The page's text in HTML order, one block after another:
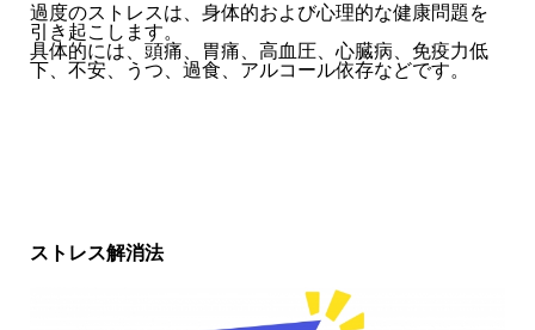
過度のストレスは、身体的および心理的な健康問題を
引き起こします。
具体的には、頭痛、胃痛、高血圧、心臓病、免疫力低
下、不安、うつ、過食、アルコール依存などです。
ストレス解消法